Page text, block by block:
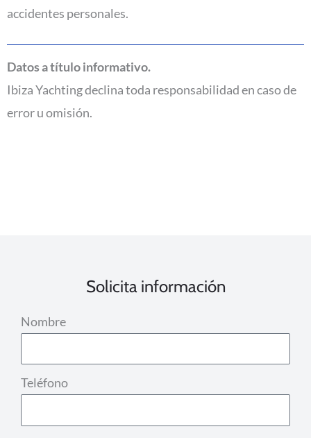
accidentes personales.
Datos a título informativo.
Ibiza Yachting declina toda responsabilidad en caso de
error u omisión.
Solicita información
Nombre
Teléfono